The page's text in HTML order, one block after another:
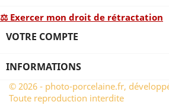
⚖ Exercer mon droit de rétractation
VOTRE COMPTE
INFORMATIONS
© 2026 - photo-porcelaine.fr,
Toute reproduction interdite